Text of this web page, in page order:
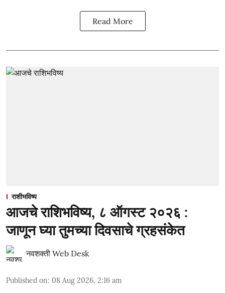
Read More
राशीभविष्य
आजचे राशिभविष्य, ८ ऑगस्ट २०२६ :
जाणून घ्या तुमच्या दिवसाचे ग्रहसंकेत
नवशक्ती Web Desk
Published on: 08 Aug 2026, 2:16 am